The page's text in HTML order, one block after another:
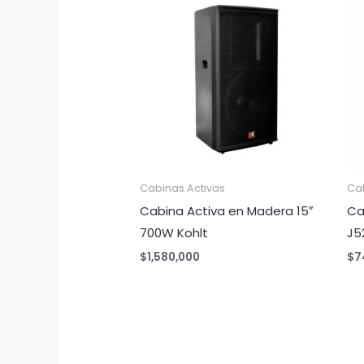
Cabinas Activas
Cabina Activa en Madera 15″
700W Kohlt
$1,580,000 $